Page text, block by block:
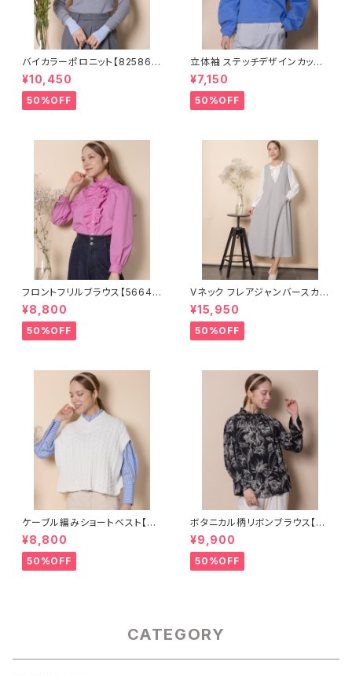
バイカラーポロニット【825860
5】
¥10,450
50%OFF
立体袖 ステッチデザインカットソ
ー【8260002】
¥7,150
50%OFF
フロントフリルブラウス【56640
02】
¥8,800
50%OFF
Vネック フレアジャンバースカー
ト【5665001】
¥15,950
50%OFF
ケーブル編みショートベスト【82
68001】
¥8,800
50%OFF
ボタニカル柄リボンブラウス【56
54509】
¥9,900
50%OFF
CATEGORY